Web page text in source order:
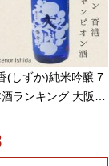
(しずか)純米吟醸 7
ランキング 大阪地
・交野]